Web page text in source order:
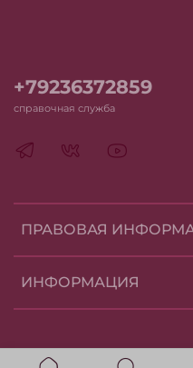
ПРАВОВАЯ
ИНФОРМАЦИЯ
+79236372859
справочная служба